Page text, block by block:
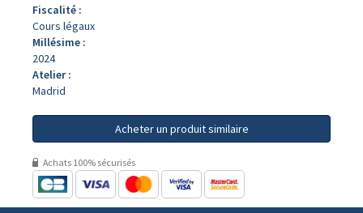
Fiscalité :
Cours légaux
Millésime :
2024
Atelier :
Madrid
Acheter un produit similaire
Achats 100% sécurisés